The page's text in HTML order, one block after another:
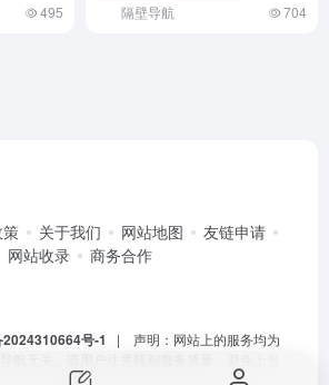
495 隔壁导航 704
关于我们 网站地图
友链申请
网站收录
商务合作
号-1
| 声明：网站上的服务均为
受骗。